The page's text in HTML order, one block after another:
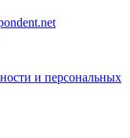
и персональных